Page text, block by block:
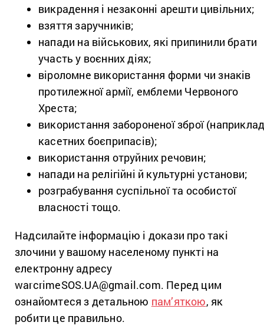
викрадення і незаконні арешти цивільних;
взяття заручників;
напади на військових, які припинили брати
участь у воєнних діях;
віроломне використання форми чи знаків
протилежної армії, емблеми Червоного
Хреста;
використання забороненої зброї
касетних боєприпасів);
використання отруйних речовин;
напади на релігійні й культурні установи;
розграбування суспільної та особистої
власності тощо.
Надсилайте інформацію і докази про такі
злочини у вашому населеному пункті на
електронну адресу
warcrimeSOS.UA@gmail.com. Перед цим
ознайомтеся з детальною пам’яткою, як
робити це правильно.